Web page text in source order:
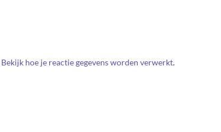
Bekijk hoe je reactie gegevens worden verwerkt.